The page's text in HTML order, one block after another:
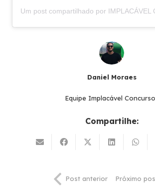
Daniel Moraes
Equipe Implacável
Compartilhe:
Post anterior Próximo